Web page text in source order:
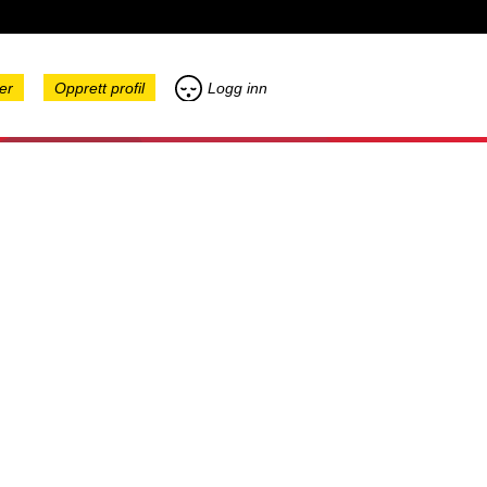
Opprett profil Logg inn